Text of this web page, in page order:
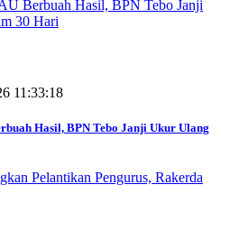
11:33:18
Hasil, BPN Tebo Janji Ukur Ulang